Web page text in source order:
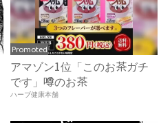
Promoted
アマゾン1位「このお茶ガチ
です」噂のお茶
ハーブ健康本舗